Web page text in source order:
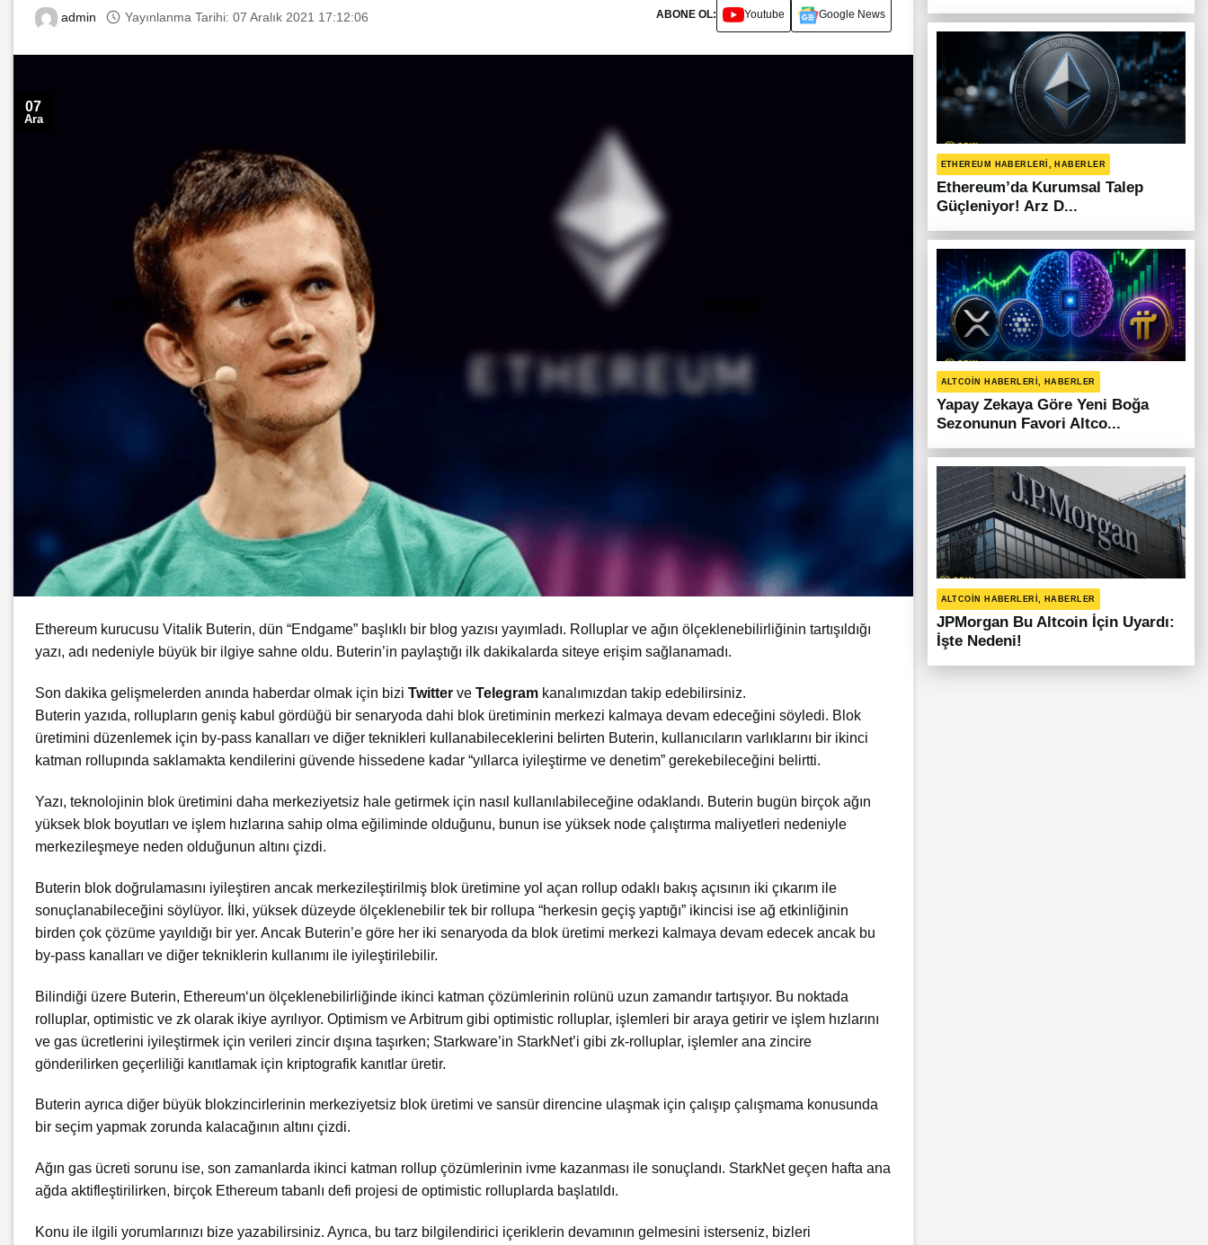
admin Yayınlanma Tarihi: 07 Aralık 2021 17:12:06 ABONE OL: Youtube Google News
07
Ara
Ethereum kurucusu Vitalik Buterin, dün “Endgame” başlıklı bir blog yazısı yayımladı. Rolluplar ve ağın ölçeklenebilirliğinin tartışıldığı
yazı, adı nedeniyle büyük bir ilgiye sahne oldu. Buterin’in paylaştığı ilk dakikalarda siteye erişim sağlanamadı.
Son dakika gelişmelerden anında haberdar olmak için bizi Twitter ve Telegram kanalımızdan takip edebilirsiniz.
Buterin yazıda, rollupların geniş kabul gördüğü bir senaryoda dahi blok üretiminin merkezi kalmaya devam edeceğini söyledi. Blok
üretimini düzenlemek için by-pass kanalları ve diğer teknikleri kullanabileceklerini belirten Buterin, kullanıcıların varlıklarını bir ikinci
katman rollupında saklamakta kendilerini güvende hissedene kadar “yıllarca iyileştirme ve denetim” gerekebileceğini belirtti.
Yazı, teknolojinin blok üretimini daha merkeziyetsiz hale getirmek için nasıl kullanılabileceğine odaklandı. Buterin bugün birçok ağın
yüksek blok boyutları ve işlem hızlarına sahip olma eğiliminde olduğunu, bunun ise yüksek node çalıştırma maliyetleri nedeniyle
merkezileşmeye neden olduğunun altını çizdi.
Buterin blok doğrulamasını iyileştiren ancak merkezileştirilmiş blok üretimine yol açan rollup odaklı bakış açısının iki çıkarım ile
sonuçlanabileceğini söylüyor. İlki, yüksek düzeyde ölçeklenebilir tek bir rollupa “herkesin geçiş yaptığı” ikincisi ise ağ etkinliğinin
birden çok çözüme yayıldığı bir yer. Ancak Buterin’e göre her iki senaryoda da blok üretimi merkezi kalmaya devam edecek ancak bu
by-pass kanalları ve diğer tekniklerin kullanımı ile iyileştirilebilir.
Bilindiği üzere Buterin, Ethereum‘un ölçeklenebilirliğinde ikinci katman çözümlerinin rolünü uzun zamandır tartışıyor. Bu noktada
rolluplar, optimistic ve zk olarak ikiye ayrılıyor. Optimism ve Arbitrum gibi optimistic rolluplar, işlemleri bir araya getirir ve işlem hızlarını
ve gas ücretlerini iyileştirmek için verileri zincir dışına taşırken; Starkware’in StarkNet’i gibi zk-rolluplar, işlemler ana zincire
gönderilirken geçerliliği kanıtlamak için kriptografik kanıtlar üretir.
Buterin ayrıca diğer büyük blokzincirlerinin merkeziyetsiz blok üretimi ve sansür direncine ulaşmak için çalışıp çalışmama konusunda
bir seçim yapmak zorunda kalacağının altını çizdi.
Ağın gas ücreti sorunu ise, son zamanlarda ikinci katman rollup çözümlerinin ivme kazanması ile sonuçlandı. StarkNet geçen hafta ana
ağda aktifleştirilirken, birçok Ethereum tabanlı defi projesi de optimistic rolluplarda başlatıldı.
Konu ile ilgili yorumlarınızı bize yazabilirsiniz. Ayrıca, bu tarz bilgilendirici içeriklerin devamının gelmesini isterseniz, bizleri
ETHEREUM HABERLERI, HABERLER
Ethereum’da Kurumsal Talep
Güçleniyor! Arz D...
ALTCOIN HABERLERI, HABERLER
Yapay Zekaya Göre Yeni Boğa
Sezonunun Favori Altco...
ALTCOIN HABERLERI, HABERLER
JPMorgan Bu Altcoin İçin Uyardı:
İşte Nedeni!